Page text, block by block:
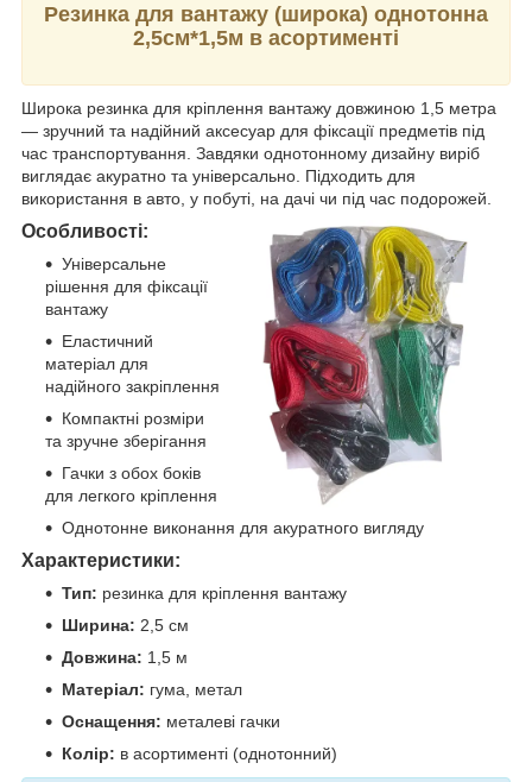
Резинка для вантажу (широка) однотонна
2,5см*1,5м в асортименті
Широка резинка для кріплення вантажу довжиною 1,5 метра
— зручний та надійний аксесуар для фіксації предметів під
час транспортування. Завдяки однотонному дизайну виріб
виглядає акуратно та універсально. Підходить для
використання в авто, у побуті, на дачі чи під час подорожей.
Особливості:
Універсальне
рішення для фіксації
вантажу
Еластичний
матеріал для
надійного закріплення
Компактні розміри
та зручне зберігання
Гачки з обох боків
для легкого кріплення
Однотонне виконання для акуратного вигляду
Характеристики:
Тип: резинка для кріплення вантажу
Ширина: 2,5 см
Довжина: 1,5 м
Матеріал: гума, метал
Оснащення: металеві гачки
Колір: в асортименті (однотонний)